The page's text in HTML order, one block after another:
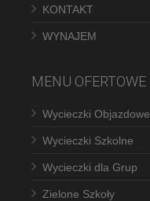
KONTAKT
WYNAJEM
MENU OFERTOWE
Wycieczki Objazdowe
Wycieczki Szkolne
Wycieczki dla Grup
Zielone Szkoły